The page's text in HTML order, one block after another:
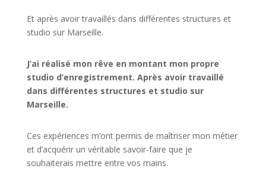
Et après avoir travaillés dans différentes structures et
studio sur Marseille.
J’ai réalisé mon rêve en montant mon propre
studio d’enregistrement. Après avoir travaillé
dans différentes structures et studio sur
Marseille.
Ces expériences m’ont permis de maîtriser mon métier
et d’acquérir un véritable savoir-faire que je
souhaiterais mettre entre vos mains.